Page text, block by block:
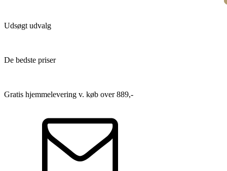
Udsøgt udvalg
De bedste priser
Gratis hjemmelevering v. køb over 889,-